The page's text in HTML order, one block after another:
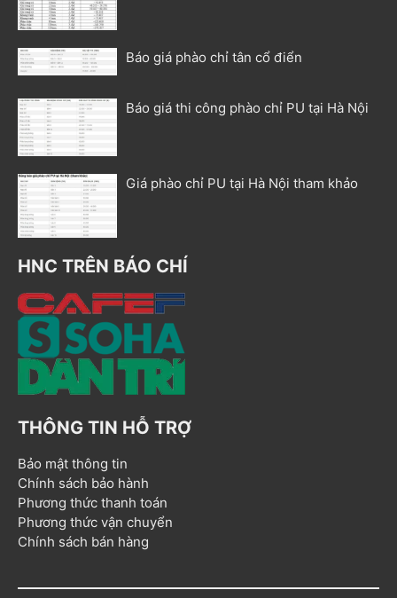
Báo giá phào chỉ tân cổ điển
Báo giá thi công phào chỉ PU tại Hà Nội
Giá phào chỉ PU tại Hà Nội tham khảo
HNC TRÊN BÁO CHÍ
THÔNG TIN HỖ TRỢ
Bảo mật thông tin
Chính sách bảo hành
Phương thức thanh toán
Phương thức vận chuyển
Chính sách bán hàng